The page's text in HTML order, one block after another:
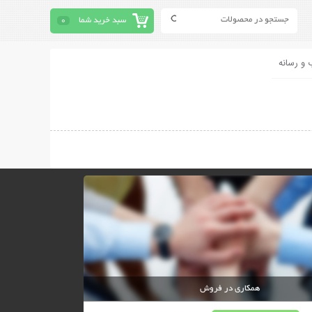
سبد خرید شما 0
و رسانه
همکاری در فروش